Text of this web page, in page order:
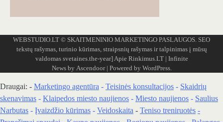
WEBSTUDIO.LT © SKAITMENINIO MARKETINGO PASLAUGOS. SEO
tekstų rašymas, turinio kūrimas, straipsnių rašymas ir talpinimas į mūsų
valdomas svetaines.the-year]Apie Rinkimus.LT| Infinite
News by Ascendoor| Powered by WordPress.
Draugai: - Marketingo agentūra - Teisinės konsultacijos - Skaidrių
skenavimas - Klaipedos miesto naujienos - Miesto naujienos - Saulius
Narbutas - Įvaizdžio kūrimas - Veidoskaita - Teniso treniruotės -